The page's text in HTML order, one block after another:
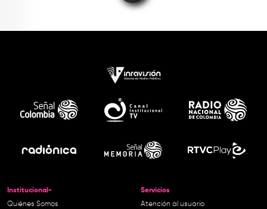
Institucional-
Quiénes Somos
Servicios
Atención al usuario